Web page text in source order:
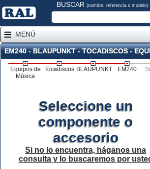
BUSCAR (nombre, referencia o modelo)
MENÚ
EM240 - BLAUPUNKT - TOCADISCOS -
Equipos de
Música
Tocadiscos BLAUPUNKT EM240
Seleccione un
componente o
accesorio
Si no lo encuentra, háganos una
consulta y lo buscaremos por